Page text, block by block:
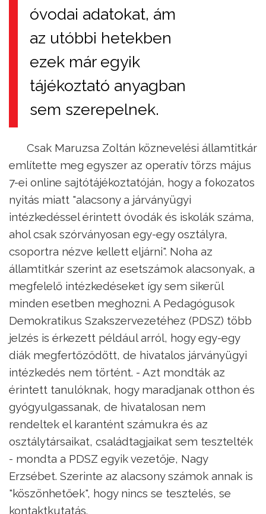
óvodai adatokat, ám
az utóbbi hetekben
ezek már egyik
tájékoztató anyagban
sem szerepelnek.
Csak Maruzsa Zoltán köznevelési államtitkár
említette meg egyszer az operatív törzs május
7-ei online sajtótájékoztatóján, hogy a fokozatos
nyitás miatt "alacsony a járványügyi
intézkedéssel érintett óvodák és iskolák száma,
ahol csak szórványosan egy-egy osztályra,
csoportra nézve kellett eljárni". Noha az
államtitkár szerint az esetszámok alacsonyak, a
megfelelő intézkedéseket így sem sikerül
minden esetben meghozni. A Pedagógusok
Demokratikus Szakszervezetéhez (PDSZ) több
jelzés is érkezett például arról, hogy egy-egy
diák megfertőződött, de hivatalos járványügyi
intézkedés nem történt. - Azt mondták az
érintett tanulóknak, hogy maradjanak otthon és
gyógyulgassanak, de hivatalosan nem
rendeltek el karantént számukra és az
osztálytársaikat, családtagjaikat sem tesztelték
- mondta a PDSZ egyik vezetője, Nagy
Erzsébet. Szerinte az alacsony számok annak is
"köszönhetőek", hogy nincs se tesztelés, se
kontaktkutatás.